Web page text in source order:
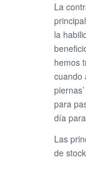
La
la
hemos
cuando
para
día
Las
de